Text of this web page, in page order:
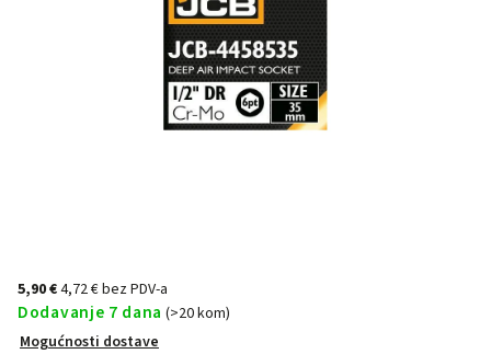
5,90 €4,72 € bez PDV-a
Dodavanje 7 dana (>20 kom)
Mogućnosti dostave